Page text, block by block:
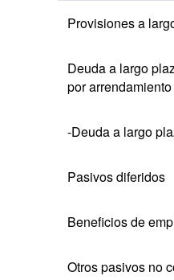
Provisiones a
Deuda a largo
por arrendamiento
-Deuda a largo
Pasivos diferidos
Beneficios de
Otros pasivos no